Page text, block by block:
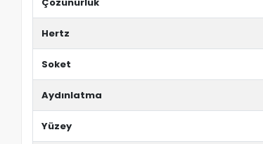
Hertz
Soket
Aydınlatma
Yüzey